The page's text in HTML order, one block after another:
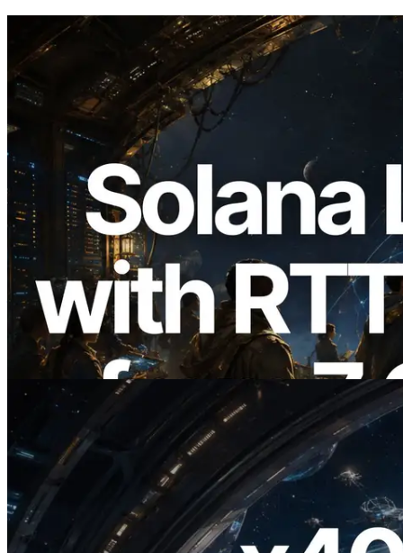
2026.08.05
ERPC 扩展 Solana Leader Slot API：新
增全球 7 个区域的 Ping 测量，Validators
Information API 同步上线
阅读此文章